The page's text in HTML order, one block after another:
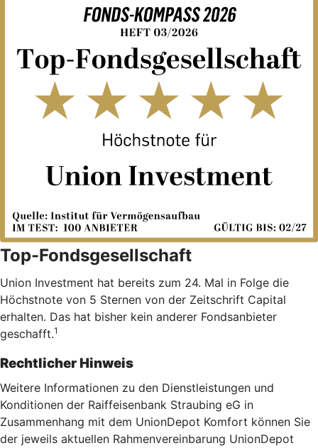
Top-Fondsgesellschaft
Union Investment hat bereits zum 24. Mal in Folge die
Höchstnote von 5 Sternen von der Zeitschrift Capital
erhalten. Das hat bisher kein anderer Fondsanbieter
geschafft.1
Rechtlicher Hinweis
Weitere Informationen zu den Dienstleistungen und
Konditionen der Raiffeisenbank Straubing eG in
Zusammenhang mit dem UnionDepot Komfort können Sie
der jeweils aktuellen Rahmenvereinbarung UnionDepot